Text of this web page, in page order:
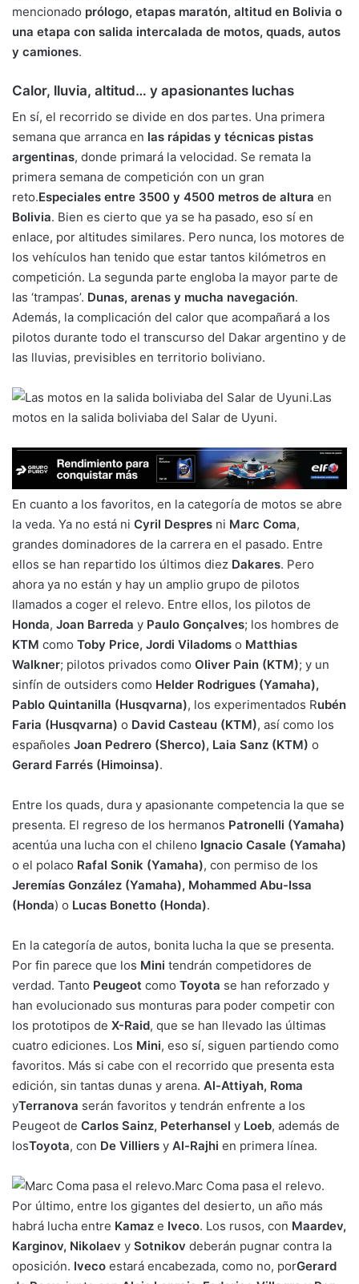
mencionado prólogo, etapas maratón, altitud en Bolivia o
una etapa con salida intercalada de motos, quads, autos
y camiones.
Calor, lluvia, altitud… y apasionantes luchas
En sí, el recorrido se divide en dos partes. Una primera
semana que arranca en las rápidas y técnicas pistas
argentinas, donde primará la velocidad. Se remata la
primera semana de competición con un gran
reto.Especiales entre 3500 y 4500 metros de altura en
Bolivia. Bien es cierto que ya se ha pasado, eso sí en
enlace, por altitudes similares. Pero nunca, los motores de
los vehículos han tenido que estar tantos kilómetros en
competición. La segunda parte engloba la mayor parte de
las ‘trampas’. Dunas, arenas y mucha navegación.
Además, la complicación del calor que acompañará a los
pilotos durante todo el transcurso del Dakar argentino y de
las lluvias, previsibles en territorio boliviano.
Las
motos en la salida boliviaba del Salar de Uyuni.
En cuanto a los favoritos, en la categoría de motos se abre
la veda. Ya no está ni Cyril Despres ni Marc Coma,
grandes dominadores de la carrera en el pasado. Entre
ellos se han repartido los últimos diez Dakares. Pero
ahora ya no están y hay un amplio grupo de pilotos
llamados a coger el relevo. Entre ellos, los pilotos de
Honda, Joan Barreda y Paulo Gonçalves; los hombres de
KTM como Toby Price, Jordi Viladoms o Matthias
Walkner; pilotos privados como Oliver Pain (KTM); y un
sinfín de outsiders como Helder Rodrigues (Yamaha),
Pablo Quintanilla (Husqvarna), los experimentados Rubén
Faria (Husqvarna) o David Casteau (KTM), así como los
españoles Joan Pedrero (Sherco), Laia Sanz (KTM) o
Gerard Farrés (Himoinsa).
Entre los quads, dura y apasionante competencia la que se
presenta. El regreso de los hermanos Patronelli (Yamaha)
acentúa una lucha con el chileno Ignacio Casale (Yamaha)
o el polaco Rafal Sonik (Yamaha), con permiso de los
Jeremías González (Yamaha), Mohammed Abu-Issa
(Honda) o Lucas Bonetto (Honda).
En la categoría de autos, bonita lucha la que se presenta.
Por fin parece que los Mini tendrán competidores de
verdad. Tanto Peugeot como Toyota se han reforzado y
han evolucionado sus monturas para poder competir con
los prototipos de X-Raid, que se han llevado las últimas
cuatro ediciones. Los Mini, eso sí, siguen partiendo como
favoritos. Más si cabe con el recorrido que presenta esta
edición, sin tantas dunas y arena. Al-Attiyah, Roma
yTerranova serán favoritos y tendrán enfrente a los
Peugeot de Carlos Sainz, Peterhansel y Loeb, además de
losToyota, con De Villiers y Al-Rajhi en primera línea.
Marc Coma pasa el relevo.
Por último, entre los gigantes del desierto, un año más
habrá lucha entre Kamaz e Iveco. Los rusos, con Maardev,
Karginov, Nikolaev y Sotnikov deberán pugnar contra la
oposición. Iveco estará encabezada, como no, porGerard